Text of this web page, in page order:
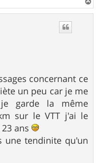
a
concernant ce
un peu car je me
garde la même
sur le VTT j'ai le
ans
une tendinite qu'un